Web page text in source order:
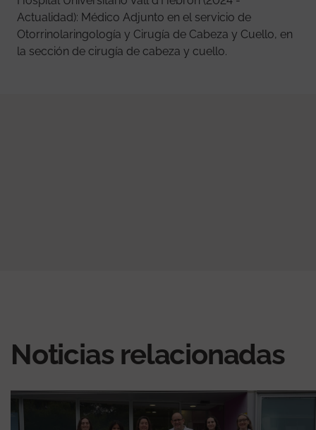
Actualidad): Médico Adjunto en el servicio de
Otorrinolaringología y Cirugía de Cabeza y Cuello, en
la sección de cirugía de cabeza y cuello.
Noticias relacionadas